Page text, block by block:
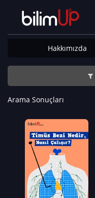
Hakkımızda
Arama Sonuçları